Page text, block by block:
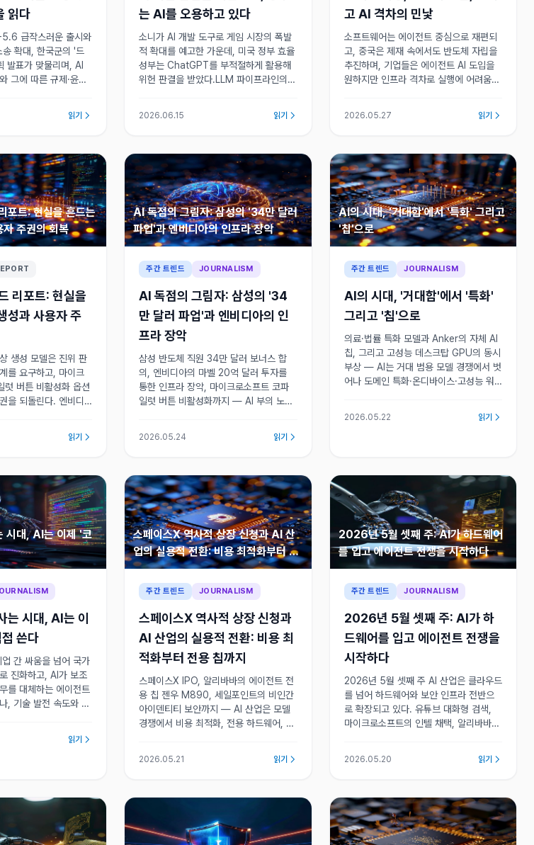
읽다
급작스러운 출시와
확대, 한국군의 '드
발표가 맞물리며, AI
그에 따른 규제·윤리
읽기
는 AI를 오용하고 있다
소니가 AI 개발 도구로 게임 시장의 폭발
적 확대를 예고한 가운데, 미국 정부 효율
성부는 ChatGPT를 부적절하게 활용해
위헌 판결을 받았다.LLM 파이프라인의
2026.06.15 읽기
고 AI 격차의 민낯
소프트웨어는 에이전트 중심으로 재편되
고, 중국은 제재 속에서도 반도체 자립을
추진하며, 기업들은 에이전트 AI 도입을
원하지만 인프라 격차로 실행에 어려움을
2026.05.27 읽기
포트: 현실을 흔드는
주권의 회복
리포트: 현실을
성과 사용자 주
생성 모델은 진위 판
를 요구하고, 마이크
럿 버튼 비활성화 옵션
을 되돌린다. 엔비디
제권, 연결성이다.
읽기
AI 독점의 그림자: 삼성의 '34만 달러
파업'과 엔비디아의 인프라 장악
주간 트렌드 JOURNALISM
AI 독점의 그림자: 삼성의 '34
만 달러 파업'과 엔비디아의 인
프라 장악
삼성 반도체 직원 34만 달러 보너스 합
의, 엔비디아의 마벨 20억 달러 투자를
통한 인프라 장악, 마이크로소프트 코파
일럿 버튼 비활성화까지 — AI 부의 노동·
2026.05.24 읽기
AI의 시대, '거대함'에서 '특화' 그리고
'칩'으로
주간 트렌드 JOURNALISM
AI의 시대, '거대함'에서 '특화'
그리고 '칩'으로
의료·법률 특화 모델과 Anker의 자체 AI
칩, 그리고 고성능 데스크탑 GPU의 동시
부상 — AI는 거대 범용 모델 경쟁에서 벗
어나 도메인 특화·온디바이스·고성능 워
2026.05.22 읽기
시대, AI는 이제 '코
는 시대, AI는 이
쓴다
간 싸움을 넘어 국가
진화하고, AI가 보조
를 대체하는 에이전트
, 기술 발전 속도와 사
읽기
스페이스X 역사적 상장 신청과 AI 산
업의 실용적 전환: 비용 최적화부터 전
용 칩까지
주간 트렌드 JOURNALISM
스페이스X 역사적 상장 신청과
AI 산업의 실용적 전환: 비용 최
적화부터 전용 칩까지
스페이스X IPO, 알리바바의 에이전트 전
용 칩 젠우 M890, 세일포인트의 비인간
아이덴티티 보안까지 — AI 산업은 모델
경쟁에서 비용 최적화, 전용 하드웨어, 보
2026.05.21 읽기
2026년 5월 셋째 주: AI가 하드웨어
를 입고 에이전트 전쟁을 시작하다
주간 트렌드 JOURNALISM
2026년 5월 셋째 주: AI가 하
드웨어를 입고 에이전트 전쟁을
시작하다
2026년 5월 셋째 주 AI 산업은 클라우드
를 넘어 하드웨어와 보안 인프라 전반으
로 확장되고 있다. 유튜브 대화형 검색,
마이크로소프트의 인텔 채택, 알리바바
다.
2026.05.20 읽기